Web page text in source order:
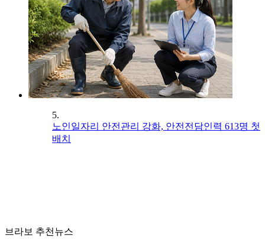
5.
노인일자리 안전관리 강화, 안전전담인력 613명 첫
배치
브라보 추천뉴스